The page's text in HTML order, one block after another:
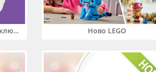
Два свята. Едно голямо приключение. Купи 2 продукта LEGO® Friends и/или LEGO® Minecraft и вземи -27% Ново LEGO